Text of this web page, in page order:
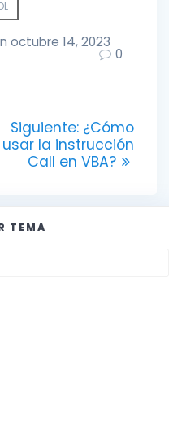
octubre 14, 2023
0
Siguiente: Entrada
siguiente:
¿Cómo
usar la instrucción
Call en VBA?
TEMA